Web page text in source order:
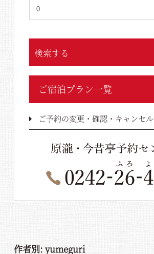
検索する
ご宿泊プラン一覧
ご予約の変更・確認・キャンセル
作者別: yumeguri